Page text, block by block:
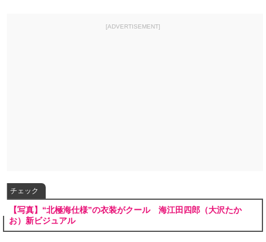
[ADVERTISEMENT]
チェック
【写真】“北極海仕様”の衣装がクール 海江田四郎（大沢たか
お）新ビジュアル